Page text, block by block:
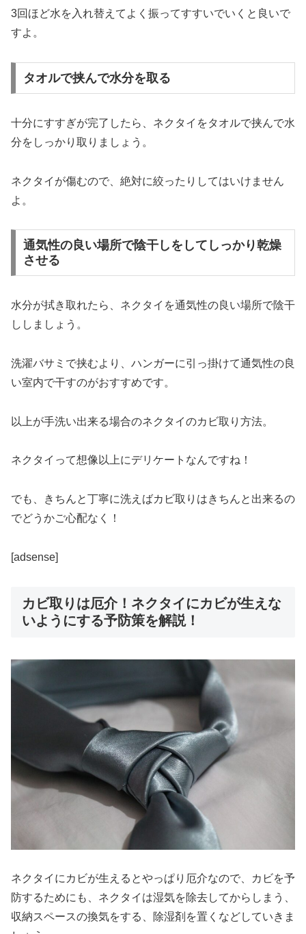
3回ほど水を入れ替えてよく振ってすすいでいくと良いで
すよ。
タオルで挟んで水分を取る
十分にすすぎが完了したら、ネクタイをタオルで挟んで水
分をしっかり取りましょう。
ネクタイが傷むので、絶対に絞ったりしてはいけません
よ。
通気性の良い場所で陰干しをしてしっかり乾燥
させる
水分が拭き取れたら、ネクタイを通気性の良い場所で陰干
ししましょう。
洗濯バサミで挟むより、ハンガーに引っ掛けて通気性の良
い室内で干すのがおすすめです。
以上が手洗い出来る場合のネクタイのカビ取り方法。
ネクタイって想像以上にデリケートなんですね！
でも、きちんと丁寧に洗えばカビ取りはきちんと出来るの
でどうかご心配なく！
[adsense]
カビ取りは厄介！ネクタイにカビが生えな
いようにする予防策を解説！
ネクタイにカビが生えるとやっぱり厄介なので、カビを予
防するためにも、ネクタイは湿気を除去してからしまう、
収納スペースの換気をする、除湿剤を置くなどしていきま